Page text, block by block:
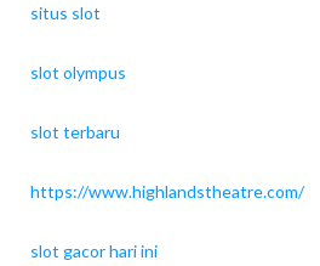
situs slot
slot olympus
slot terbaru
https://www.highlandstheatre.com/
slot gacor hari ini